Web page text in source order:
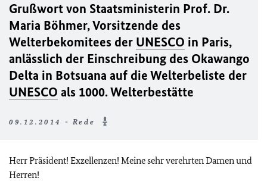
Grußwort von Staatsministerin Prof. Dr.
Maria Böhmer, Vorsitzende des
Welterbekomitees der UNESCO in Paris,
anlässlich der Einschreibung des Okawango
Delta in Botsuana auf die Welterbeliste der
UNESCO als 1000. Welterbestätte
09.12.2014 - Rede
Herr Präsident! Exzellenzen! Meine sehr verehrten Damen und
Herren!